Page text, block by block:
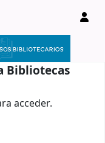
Bibliotecas
acceder.